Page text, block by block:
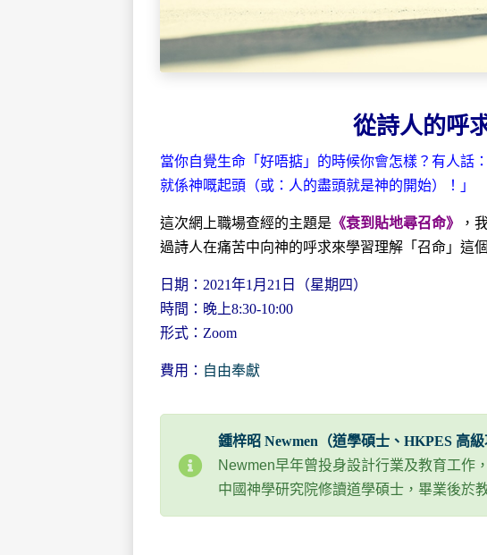
從詩人的呼
當你自覺生命「好唔掂」的時候你會怎樣？有人話：
就係神嘅起頭（或：人的盡頭就是神的開始）！」
這次網上職場查經的主題是 《衰到貼地尋召命》
，
過詩人在痛苦中向神的呼求來學習理解「召命」這
日期：2021年1月21日（星期四）
時間：晚上8:30-10:00
形式：Zoom
費用： 自由奉獻
鍾梓昭 Newmen（道學碩士、HKPES 高級
Newmen早年曾投身設計行業及教育工作
中國神學研究院修讀道學碩士，畢業後於